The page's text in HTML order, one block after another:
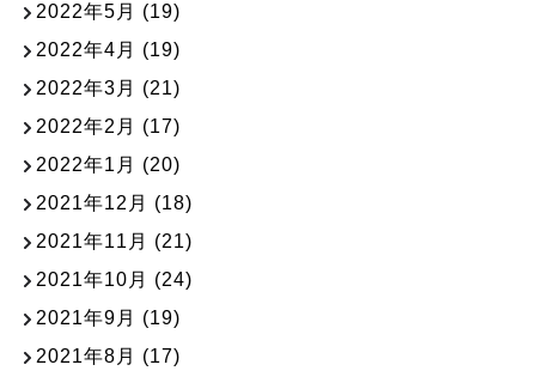
2022年5月 (19)
2022年4月 (19)
2022年3月 (21)
2022年2月 (17)
2022年1月 (20)
2021年12月 (18)
2021年11月 (21)
2021年10月 (24)
2021年9月 (19)
2021年8月 (17)